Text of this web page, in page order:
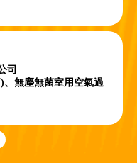
司
無塵無菌室用空氣過